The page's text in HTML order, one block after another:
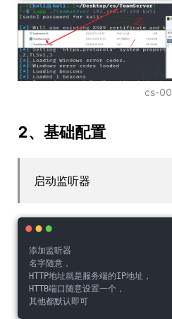
cs-00
2、基础配置
启动监听器
添加监听器
名字随意，
HTTP地址就是服务端的IP地址，
HTTB端口随意设置一个，
其他都默认即可